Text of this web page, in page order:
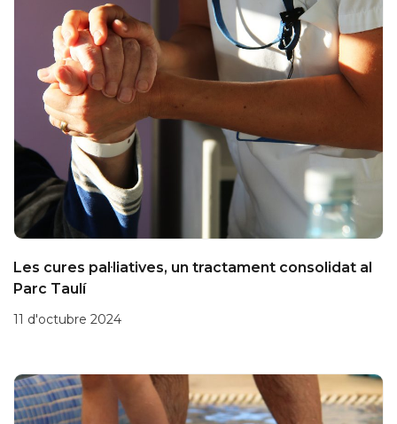
Les cures pal·liatives, un tractament consolidat al
Parc Taulí
11 d'octubre 2024